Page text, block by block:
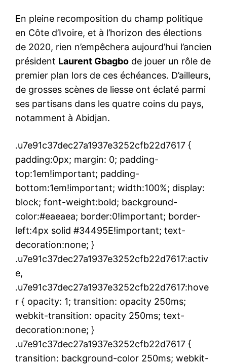
En pleine recomposition du champ politique
en Côte d’Ivoire, et à l’horizon des élections
de 2020, rien n’empêchera aujourd’hui l’ancien
président Laurent Gbagbo de jouer un rôle de
premier plan lors de ces échéances. D’ailleurs,
de grosses scènes de liesse ont éclaté parmi
ses partisans dans les quatre coins du pays,
notamment à Abidjan.
.u7e91c37dec27a1937e3252cfb22d7617 {
padding:0px; margin: 0; padding-
top:1em!important; padding-
bottom:1em!important; width:100%; display:
block; font-weight:bold; background-
color:#eaeaea; border:0!important; border-
left:4px solid #34495E!important; text-
decoration:none; }
.u7e91c37dec27a1937e3252cfb22d7617:activ
e,
.u7e91c37dec27a1937e3252cfb22d7617:hove
r { opacity: 1; transition: opacity 250ms;
webkit-transition: opacity 250ms; text-
decoration:none; }
.u7e91c37dec27a1937e3252cfb22d7617 {
transition: background-color 250ms; webkit-